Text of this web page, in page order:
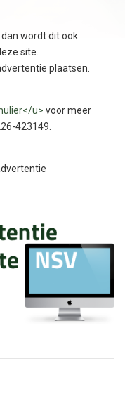
wordt dit ook
site.
plaatsen.
u> voor meer
423149.